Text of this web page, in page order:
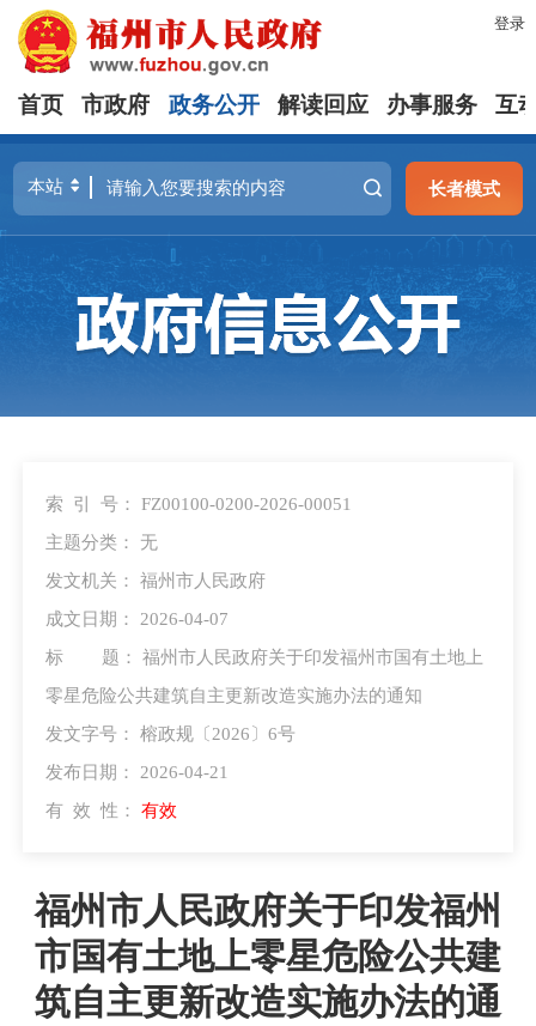
登录
首页 市政府 政务公开 解读回应 办事服务 互
长者模式
索 引 号： FZ00100-0200-2026-00051
主题分类： 无
发文机关： 福州市人民政府
成文日期： 2026-04-07
标 题： 福州市人民政府关于印发福州市国有土地上
零星危险公共建筑自主更新改造实施办法的通知
发文字号： 榕政规〔2026〕6号
发布日期： 2026-04-21
有 效 性： 有效
福州市人民政府关于印发福州
市国有土地上零星危险公共建
筑自主更新改造实施办法的通